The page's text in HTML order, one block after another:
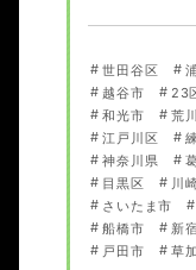
世田谷区
越谷市
23
和光市
荒
江戸川区
神奈川県
目黒区
川
さいたま市
船橋市
新
戸田市
草